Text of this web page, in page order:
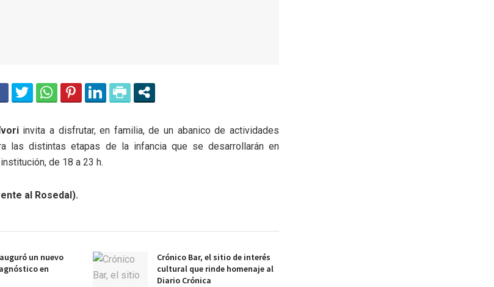
invita a disfrutar, en familia, de un abanico de actividades
las distintas etapas de la infancia que se desarrollarán en
de 18 a 23 h.
al Rosedal).
un nuevo
en
Crónico Bar, el sitio de interés
cultural que rinde homenaje al
Diario Crónica